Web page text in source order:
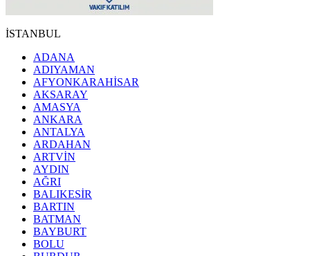
İSTANBUL
ADANA
ADIYAMAN
AFYONKARAHİSAR
AKSARAY
AMASYA
ANKARA
ANTALYA
ARDAHAN
ARTVİN
AYDIN
AĞRI
BALIKESİR
BARTIN
BATMAN
BAYBURT
BOLU